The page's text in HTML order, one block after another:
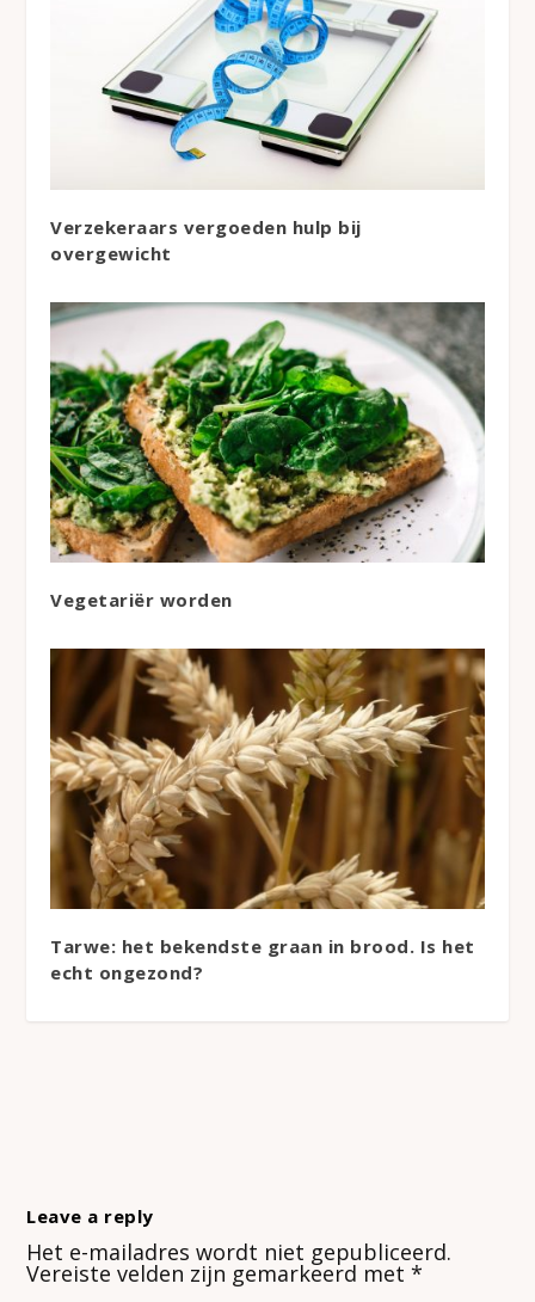
Verzekeraars vergoeden hulp bij
overgewicht
Vegetariër worden
Tarwe: het bekendste graan in brood. Is het
echt ongezond?
Leave a reply
Het e-mailadres wordt niet gepubliceerd.
Vereiste velden zijn gemarkeerd met*